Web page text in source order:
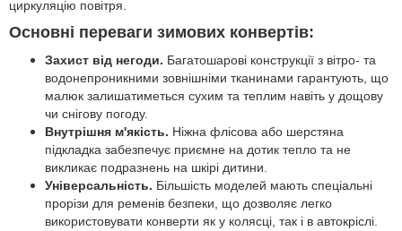
циркуляцію повітря.
Основні переваги зимових конвертів:
Захист від негоди. Багатошарові конструкції з вітро- та
водонепроникними зовнішніми тканинами гарантують, що
малюк залишатиметься сухим та теплим навіть у дощову
чи снігову погоду.
Внутрішня м'якість. Ніжна флісова або шерстяна
підкладка забезпечує приємне на дотик тепло та не
викликає подразнень на шкірі дитини.
Універсальність. Більшість моделей мають спеціальні
прорізи для ременів безпеки, що дозволяє легко
використовувати конверти як у колясці, так і в автокріслі.